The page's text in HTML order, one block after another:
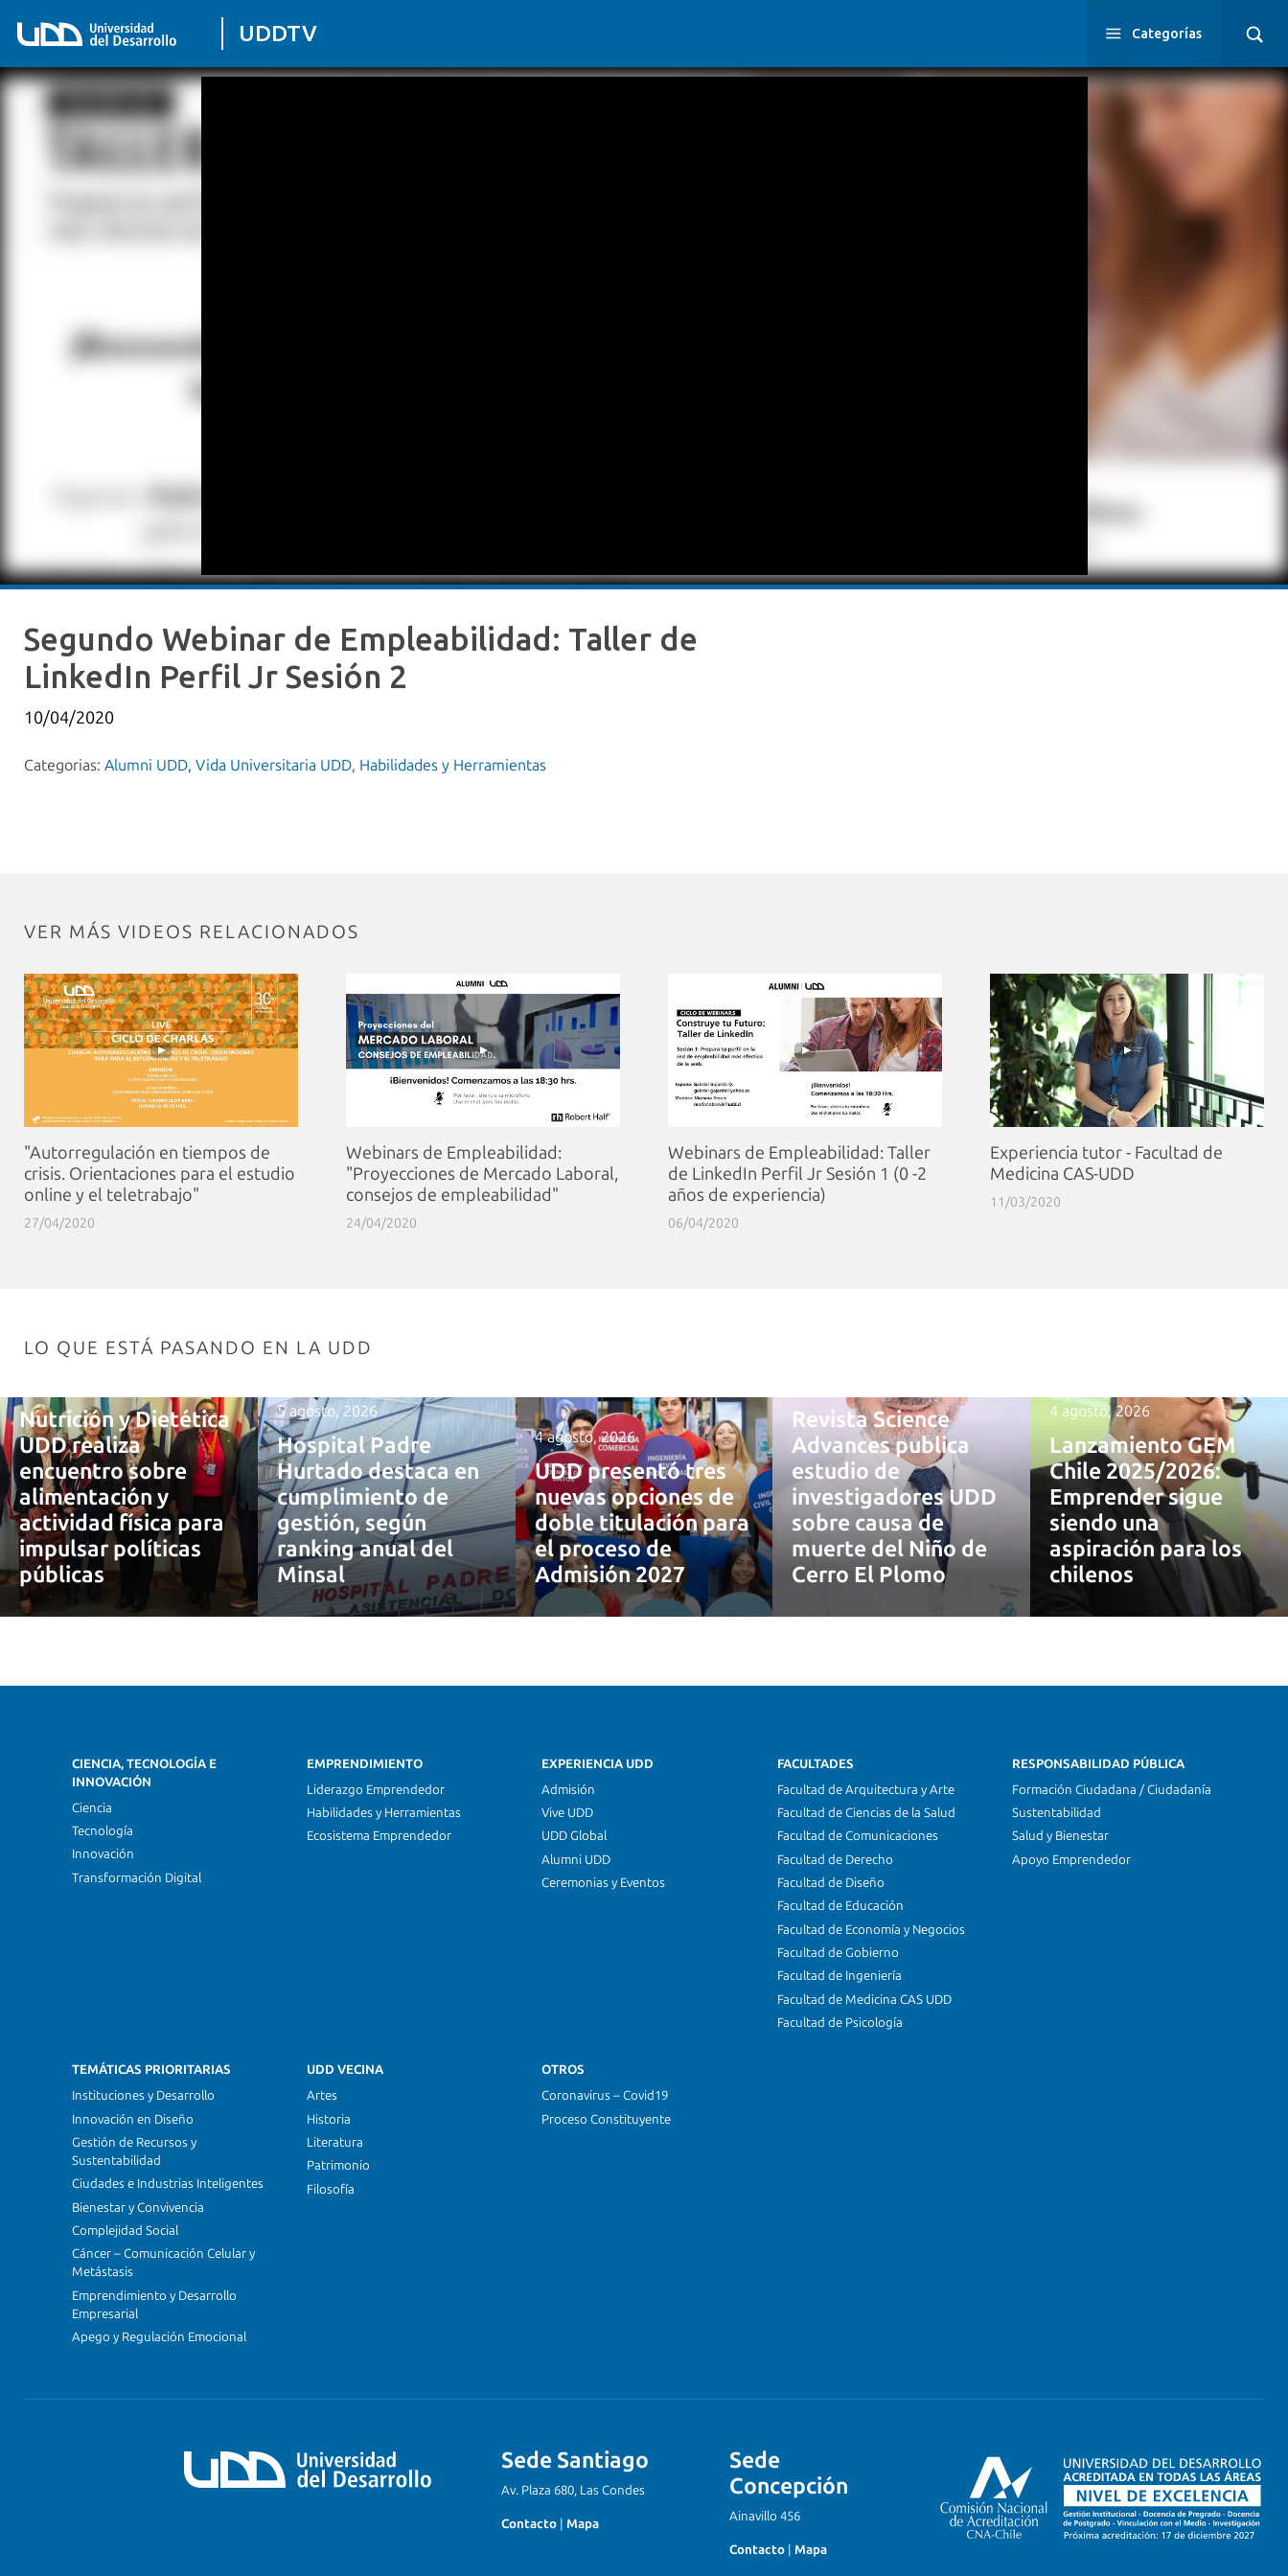
UDDTV Categorías
Segundo Webinar de Empleabilidad: Taller de
LinkedIn Perfil Jr Sesión 2
10/04/2020
Categorias: Alumni UDD, Vida Universitaria UDD, Habilidades y Herramientas
VER MÁS VIDEOS RELACIONADOS
"Autorregulación en tiempos de
crisis. Orientaciones para el estudio
online y el teletrabajo"
27/04/2020
Webinars de Empleabilidad:
"Proyecciones de Mercado Laboral,
consejos de empleabilidad"
24/04/2020
Webinars de Empleabilidad: Taller
de LinkedIn Perfil Jr Sesión 1 (0 -2
años de experiencia)
06/04/2020
Experiencia tutor - Facultad de
Medicina CAS-UDD
11/03/2020
LO QUE ESTÁ PASANDO EN LA UDD
Nutrición y Dietética
UDD realiza
encuentro sobre
alimentación y
actividad física para
impulsar políticas
públicas
5 agosto, 2026
Hospital Padre
Hurtado destaca en
cumplimiento de
gestión, según
ranking anual del
Minsal
4 agosto, 2026
UDD presentó tres
nuevas opciones de
doble titulación para
el proceso de
Admisión 2027
Revista Science
Advances publica
estudio de
investigadores UDD
sobre causa de
muerte del Niño de
Cerro El Plomo
4 agosto, 2026
Lanzamiento GEM
Chile 2025/2026:
Emprender sigue
siendo una
aspiración para los
chilenos
CIENCIA, TECNOLOGÍA E
INNOVACIÓN
Ciencia
Tecnología
Innovación
Transformación Digital
EMPRENDIMIENTO
Liderazgo Emprendedor
Habilidades y Herramientas
Ecosistema Emprendedor
EXPERIENCIA UDD
Admisión
Vive UDD
UDD Global
Alumni UDD
Ceremonias y Eventos
FACULTADES
Facultad de Arquitectura y Arte
Facultad de Ciencias de la Salud
Facultad de Comunicaciones
Facultad de Derecho
Facultad de Diseño
Facultad de Educación
Facultad de Economía y Negocios
Facultad de Gobierno
Facultad de Ingeniería
Facultad de Medicina CAS UDD
Facultad de Psicología
RESPONSABILIDAD PÚBLICA
Formación Ciudadana / Ciudadanía
Sustentabilidad
Salud y Bienestar
Apoyo Emprendedor
TEMÁTICAS PRIORITARIAS
Instituciones y Desarrollo
Innovación en Diseño
Gestión de Recursos y
Sustentabilidad
Ciudades e Industrias Inteligentes
Bienestar y Convivencia
Complejidad Social
Cáncer – Comunicación Celular y
Metástasis
Emprendimiento y Desarrollo
Empresarial
Apego y Regulación Emocional
UDD VECINA
Artes
Historia
Literatura
Patrimonio
Filosofía
OTROS
Coronavirus – Covid19
Proceso Constituyente
Sede Santiago
Av. Plaza 680, Las Condes
Contacto Mapa
Sede
Concepción
Ainavillo 456
Contacto Mapa